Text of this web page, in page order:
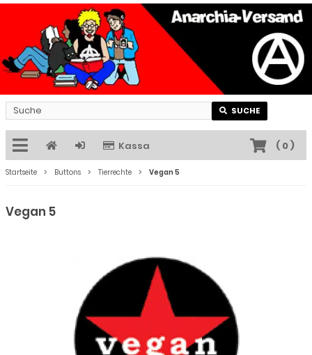
SUCHE
Kassa ( 0)
Startseite Buttons Tierrechte Vegan 5
Vegan 5